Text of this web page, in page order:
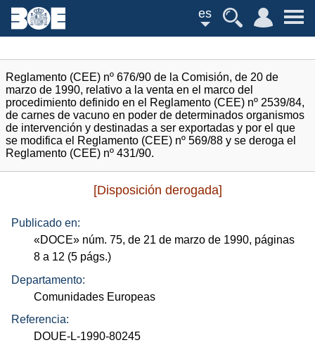
es
Reglamento (CEE) nº 676/90 de la Comisión, de 20 de
marzo de 1990, relativo a la venta en el marco del
procedimiento definido en el Reglamento (CEE) nº 2539/84,
de carnes de vacuno en poder de determinados organismos
de intervención y destinadas a ser exportadas y por el que
se modifica el Reglamento (CEE) nº 569/88 y se deroga el
Reglamento (CEE) nº 431/90.
[Disposición derogada]
Publicado en:
«DOCE» núm. 75, de 21 de marzo de 1990, páginas
8 a 12 (5 págs.)
Departamento:
Comunidades Europeas
Referencia:
DOUE-L-1990-80245